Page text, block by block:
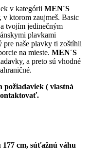
v kategórii MEN´S
v ktorom zaujmeš. Basic
tvojím jedinečným
plavkami
pre naše plavky ti zoštíhli
na mieste. MEN´S
a preto sú vhodné
( vlastná
cm, súťažnú váhu